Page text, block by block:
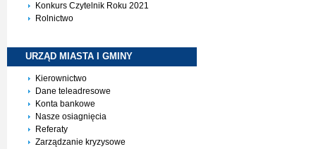
Konkurs Czytelnik Roku 2021
Rolnictwo
URZĄD MIASTA I GMINY
Kierownictwo
Dane teleadresowe
Konta bankowe
Nasze osiagnięcia
Referaty
Zarządzanie kryzysowe